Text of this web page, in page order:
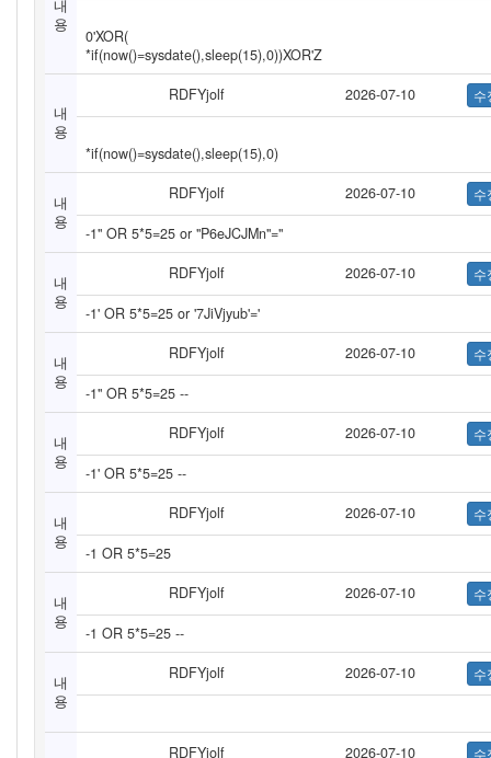
내
용
0'XOR(
*if(now()=sysdate(),sleep(15),0))XOR'Z
내
용
RDFYjolf 2026-07-10
*if(now()=sysdate(),sleep(15),0)
내
용
RDFYjolf 2026-07-10
-1" OR 5*5=25 or "P6eJCJMn"="
내
용
RDFYjolf 2026-07-10
-1' OR 5*5=25 or '7JiVjyub'='
내
용
RDFYjolf 2026-07-10
-1" OR 5*5=25 --
내
용
RDFYjolf 2026-07-10
-1' OR 5*5=25 --
내
용
RDFYjolf 2026-07-10
-1 OR 5*5=25
내
용
RDFYjolf 2026-07-10
-1 OR 5*5=25 --
내
용
RDFYjolf 2026-07-10
RDFYjolf 2026-07-10